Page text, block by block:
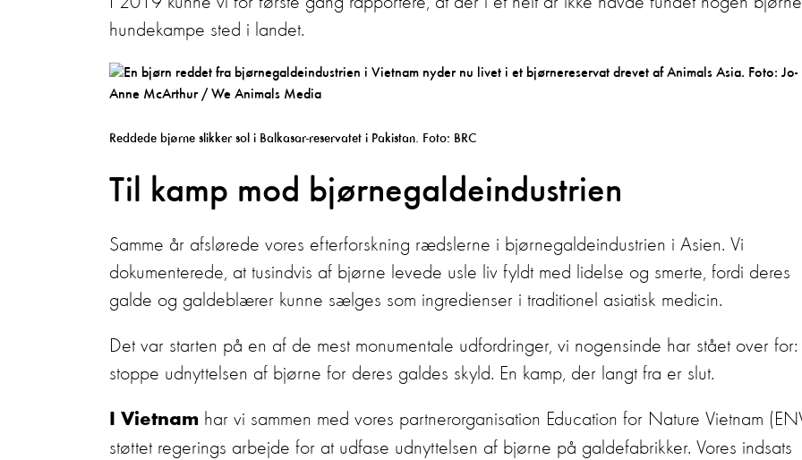
hundekampe sted i landet.
Reddede bjørne slikker sol i Balkasar-reservatet i Pakistan. Foto: BRC
Til kamp mod bjørnegaldeindustrien
Samme år afslørede vores efterforskning rædslerne i bjørnegaldeindustrien i Asien. Vi
dokumenterede, at tusindvis af bjørne levede usle liv fyldt med lidelse og smerte, fordi deres
galde og galdeblærer kunne sælges som ingredienser i traditionel asiatisk medicin.
Det var starten på en af de mest monumentale udfordringer, vi nogensinde har stået over for:
stoppe udnyttelsen af bjørne for deres galdes skyld. En kamp, der langt fra er slut.
I Vietnam har vi sammen med vores partnerorganisation Education for Nature Vietnam
støttet regerings arbejde for at udfase udnyttelsen af bjørne på galdefabrikker. Vores indsats